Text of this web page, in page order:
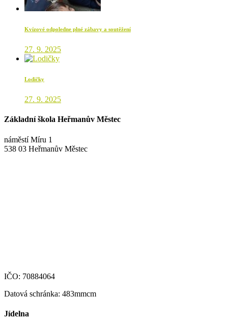
Kvízové odpoledne plné zábavy a soutěžení
27. 9. 2025
Lodičky
27. 9. 2025
Základní škola Heřmanův Městec
náměstí Míru 1
538 03 Heřmanův Městec
IČO: 70884064
Datová schránka: 483mmcm
Jídelna